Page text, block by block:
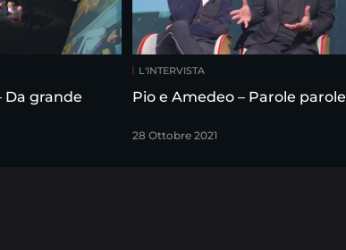
Pio e Amedeo – Da grande
L'INTERVISTA
Pio e Amedeo – Parole parole
28 Ottobre 2021